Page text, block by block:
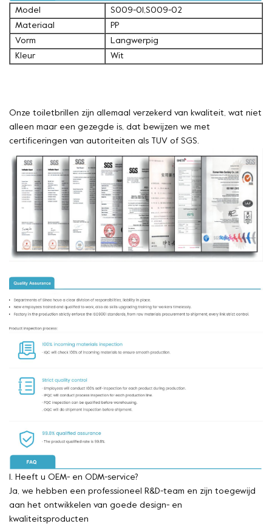
Model
S009-01,S009-02
Materiaal
PP
Vorm
Langwerpig
Kleur
Wit
Onze toiletbrillen zijn allemaal verzekerd van kwaliteit, wat niet
alleen maar een gezegde is, dat bewijzen we met
certificeringen van autoriteiten als TUV of SGS.
1. Heeft u OEM- en ODM-service?
Ja, we hebben een professioneel R&D-team en zijn toegewijd
aan het ontwikkelen van goede design- en
kwaliteitsproducten